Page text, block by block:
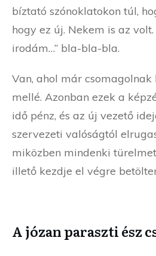
bíztató szónoklatokon túl,
hogy ez új. Nekem is az
irodám…” bla-bla-bla.
Van, ahol már csomagolnak
mellé. Azonban ezek a
idő pénz, és az új vezető
szervezeti valóságtól
miközben mindenki
illető kezdje el végre
A józan paraszti ész